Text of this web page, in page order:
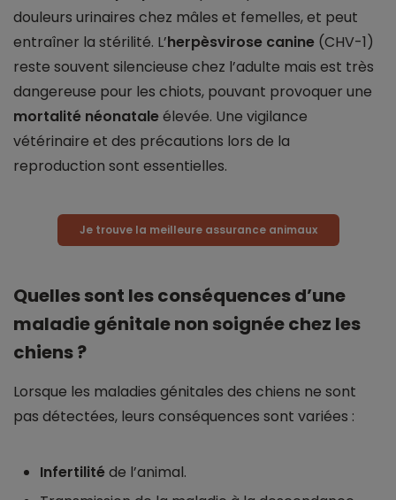
douleurs urinaires chez mâles et femelles, et peut
entraîner la stérilité. L’herpèsvirose canine (CHV-1)
reste souvent silencieuse chez l’adulte mais est très
dangereuse pour les chiots, pouvant provoquer une
mortalité néonataleélevée. Une vigilance
vétérinaire et des précautions lors de la
reproduction sont essentielles.
Je trouve la meilleure assurance animaux
Quelles sont les conséquences d’une
maladie génitale non soignée chez les
chiens ?
Lorsque les maladies génitales des chiens ne sont
pas détectées, leurs conséquences sont variées :
Infertilitéde l’animal.